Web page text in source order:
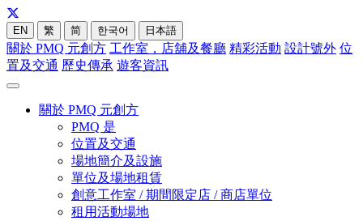
EN 繁 简 한국어 日本語
關於 PMQ 元創方 工作室，店舖及餐廳 精彩活動 設計號外 位
置及交通 歷史傳承 遊客資訊
關於 PMQ 元創方
PMQ 是
位置及交通
場地簡介及設施
單位及場地租賃
創意工作室 / 期間限定店 / 商店單位
租用活動場地